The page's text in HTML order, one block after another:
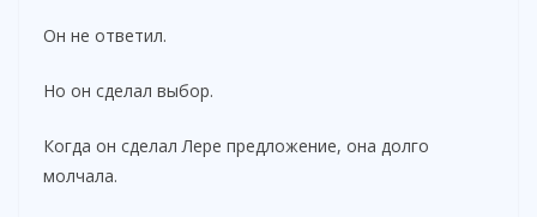
Он не ответил.
Но он сделал выбор.
Когда он сделал Лере предложение, она долго
молчала.